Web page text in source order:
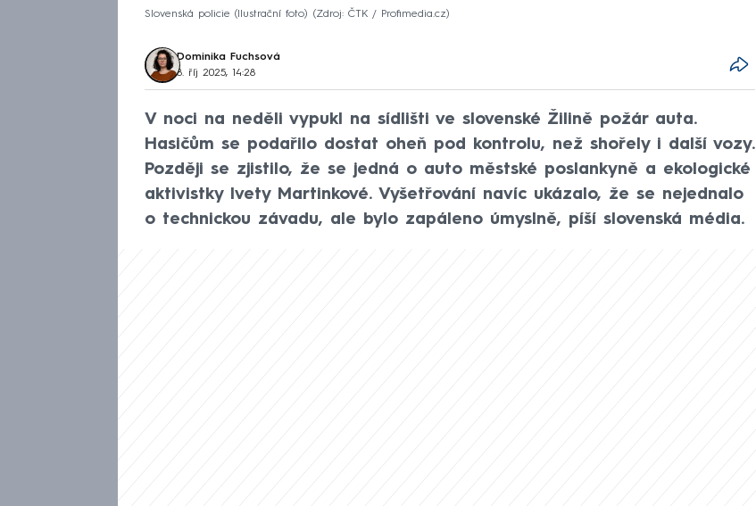
Slovenská policie (Ilustrační foto) Zdroj: ČTK / Profimedia.cz
Dominika Fuchsová
8. říj 2025, 14:28
V noci na neděli vypukl na sídlišti ve slovenské Žilině požár auta.
Hasičům se podařilo dostat oheň pod kontrolu, než shořely i další vozy.
Později se zjistilo, že se jedná o auto městské poslankyně a ekologické
aktivistky Ivety Martinkové. Vyšetřování navíc ukázalo, že se nejednalo
o technickou závadu, ale bylo zapáleno úmyslně, píší slovenská média.